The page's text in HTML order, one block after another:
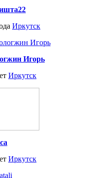
Иркутск
Игорь
Иркутск
Иркутск